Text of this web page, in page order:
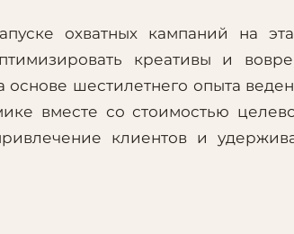
охватных кампаний на
креативы и
шестилетнего опыта
вместе со стоимостью
клиентов и